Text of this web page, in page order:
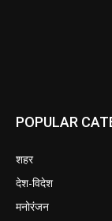
POPULAR
शहर
देश-विदेश
मनोरंजन